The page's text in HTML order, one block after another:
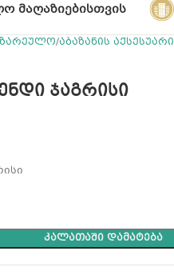
ᲛᲐᲦᲐᲖᲘᲔᲑᲘᲡᲗᲕᲘᲡ
აბაზანის აქსესუარი
ჯაგრისი
ᲙᲐᲚᲐᲗᲐᲨᲘ ᲓᲐᲛᲐᲢᲔᲑᲐ